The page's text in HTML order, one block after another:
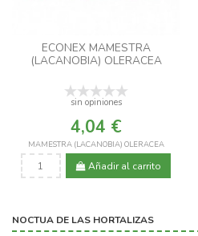
ECONEX MAMESTRA
(LACANOBIA) OLERACEA
sin opiniones
4,04 €
MAMESTRA (LACANOBIA) OLERACEA
Añadir al carrito
NOCTUA DE LAS HORTALIZAS